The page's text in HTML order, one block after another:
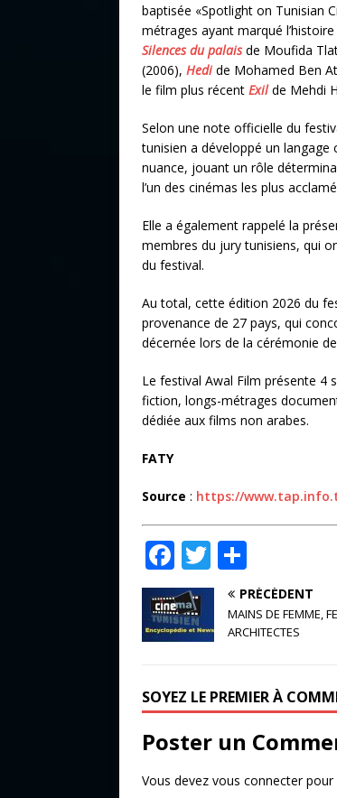
baptisée «Spotlight on Tunisian
métrages ayant marqué
Silences du palaisde Moufida
(2006), Hedide Mohamed Ben
le film plus récent Exil de Mehdi
Selon une note officielle du
tunisien a développé un langage
nuance, jouant un rôle
l’un des cinémas les plus
Elle a également rappelé la
membres du jury tunisiens, qui
du festival.
Au total, cette édition 2026 du
provenance de 27 pays, qui
décernée lors de la cérémonie
Le festival Awal Film présente 4
fiction, longs-métrages
dédiée aux films non arabes.
FATY
Source : https://
F
a
c
e
o
o
k
T
w
it
te
ar
ta
g
r
PRÉCÉDENT
MAINS DE FEMME,
ARCHITECTES
SOYEZ LE PREMIER À
Poster un
Vous devez vous connecterpour